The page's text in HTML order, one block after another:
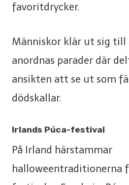
favoritdrycker.
Människor klär ut sig till
anordnas parader där
ansikten att se ut som
dödskallar.
Irlands Púca-festival
På Irland härstammar
halloweentraditionerna